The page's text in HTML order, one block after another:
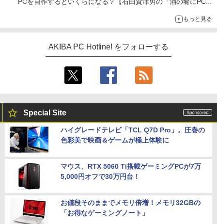
もっと見る
AKIBA PC Hotline! をフォローする
Special Site
ハイグレードテレビ「TCL Q7D Pro」。圧巻の
色彩美で映画＆ゲームが極上体験に
マウス、RTX 5060 Ti搭載ゲーミングPCが7万
5,000円オフで30万円台！
お値段そのままでメモリ倍増！メモリ32GBの
「お得なゲーミングノート」